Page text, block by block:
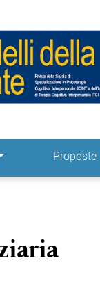
Proposte